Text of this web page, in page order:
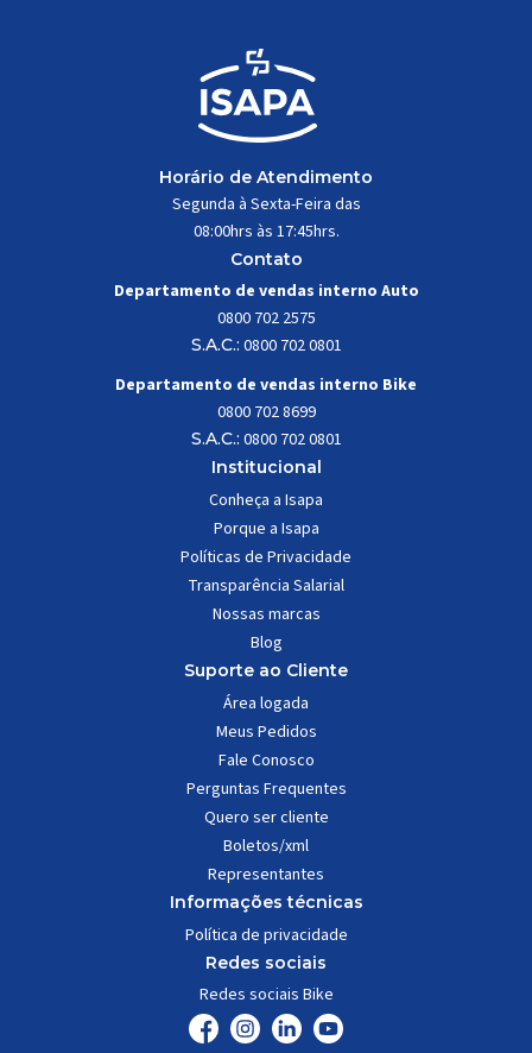
Horário de Atendimento
Segunda à Sexta-Feira das
08:00hrs às 17:45hrs.
Contato
Departamento de vendas interno Auto
0800 702 2575
S.A.C.: 0800 702 0801
Departamento de vendas interno Bike
0800 702 8699
S.A.C.: 0800 702 0801
Institucional
Conheça a Isapa
Porque a Isapa
Políticas de Privacidade
Transparência Salarial
Nossas marcas
Blog
Suporte ao Cliente
Área logada
Meus Pedidos
Fale Conosco
Perguntas Frequentes
Quero ser cliente
Boletos/xml
Representantes
Informações técnicas
Política de privacidade
Redes sociais
Redes sociais Bike